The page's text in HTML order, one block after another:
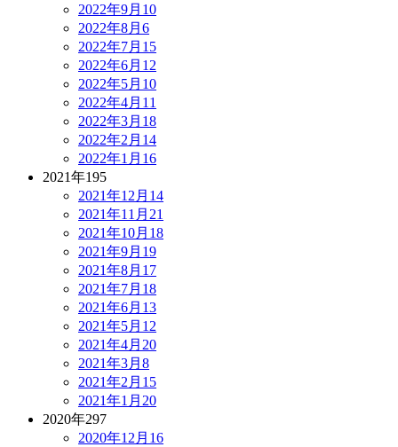
2022年9月 10
2022年8月 6
2022年7月 15
2022年6月 12
2022年5月 10
2022年4月 11
2022年3月 18
2022年2月 14
2022年1月 16
2021年195
2021年12月 14
2021年11月 21
2021年10月 18
2021年9月 19
2021年8月 17
2021年7月 18
2021年6月 13
2021年5月 12
2021年4月 20
2021年3月 8
2021年2月 15
2021年1月 20
2020年297
2020年12月 16